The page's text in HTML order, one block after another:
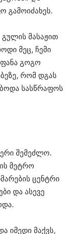
გამოიძახეს.
მასაჟით
მეც, ჩემი
გოგო
რომ დგას
სასწრაფოს
შემეძლო.
მეტრო
ცენტრი
და ასევე
იმედი მაქვს,